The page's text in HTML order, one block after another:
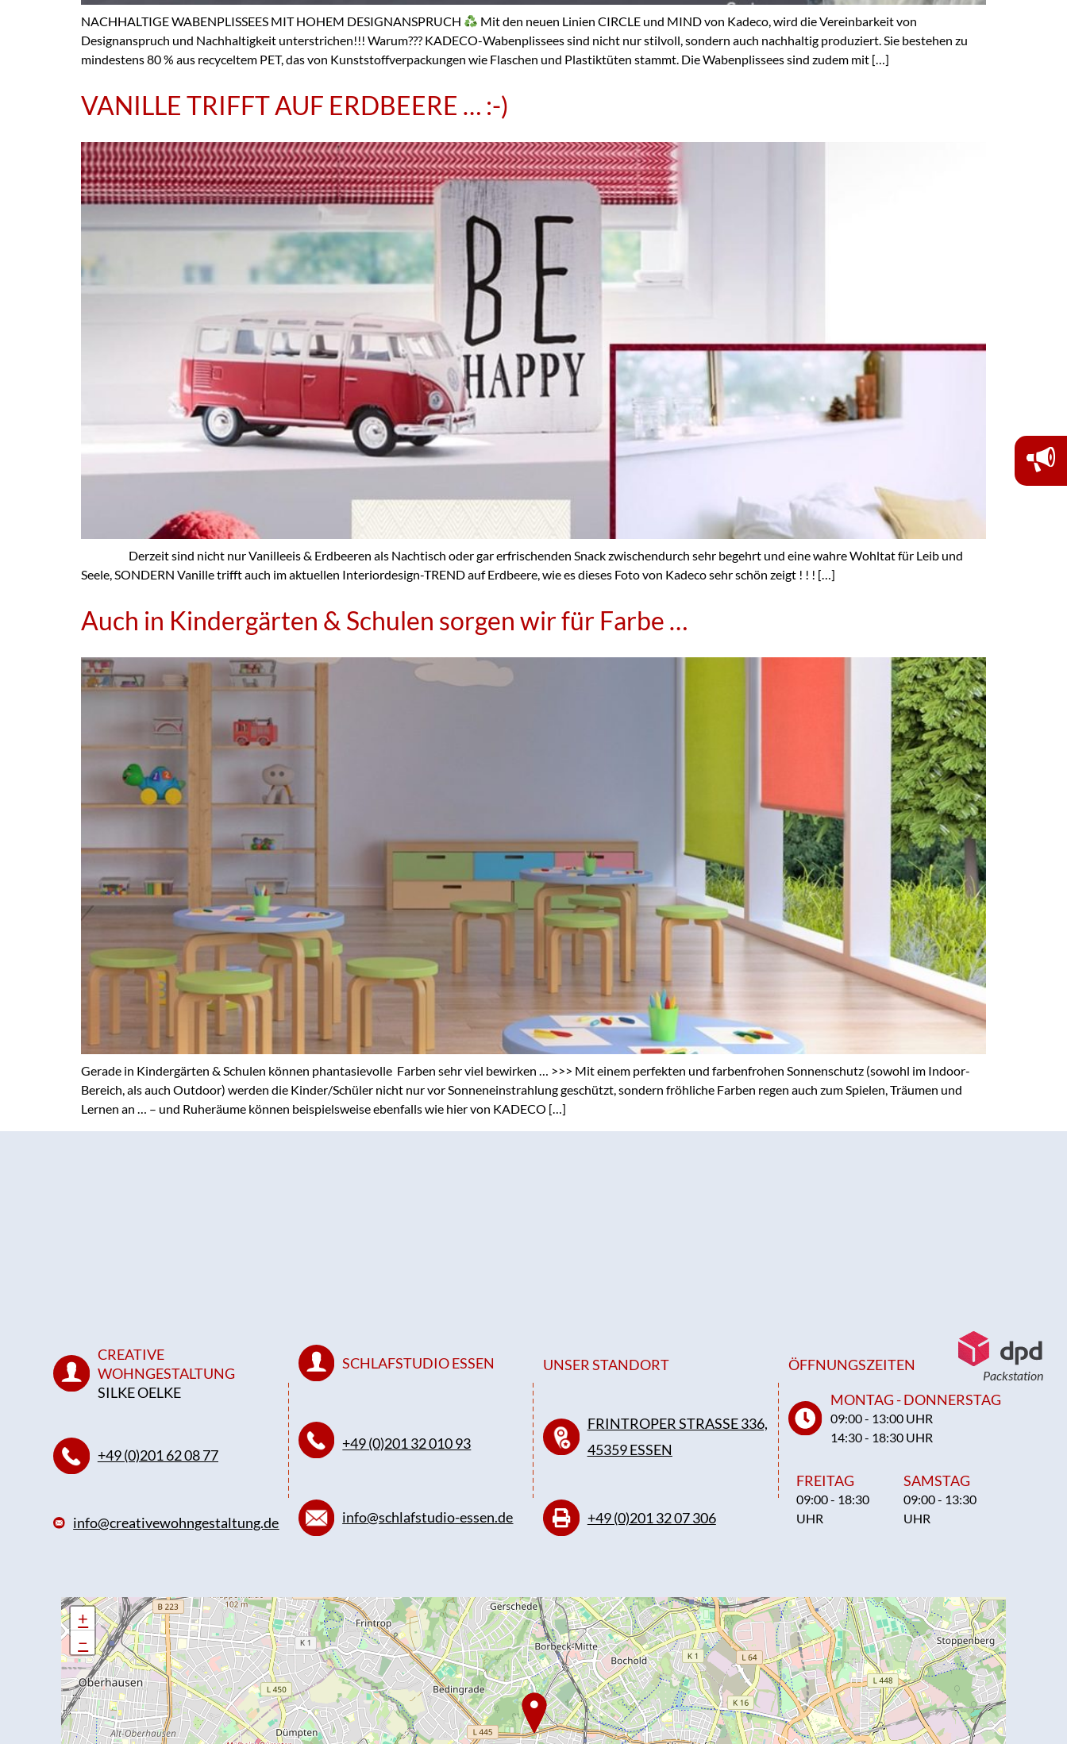
NACHHALTIGE WABENPLISSEES MIT HOHEM DESIGNANSPRUCH
Mit den neuen Linien CIRCLE und MIND von Kadeco, wird die Vereinbarkeit von
Designanspruch und Nachhaltigkeit unterstrichen!!! Warum??? KADECO-Wabenplissees sind nicht nur stilvoll, sondern auch nachhaltig produziert. Sie bestehen zu
mindestens 80 % aus recyceltem PET, das von Kunststoffverpackungen wie Flaschen und Plastiktüten stammt. Die Wabenplissees sind zudem mit […]
VANILLE TRIFFT AUF ERDBEERE … :-)
Derzeit sind nicht nur Vanilleeis & Erdbeeren als Nachtisch oder gar erfrischenden Snack zwischendurch sehr begehrt und eine wahre Wohltat für Leib und
Seele, SONDERN Vanille trifft auch im aktuellen Interiordesign-TREND auf Erdbeere, wie es dieses Foto von Kadeco sehr schön zeigt ! ! ! […]
Auch in Kindergärten & Schulen sorgen wir für Farbe …
Gerade in Kindergärten & Schulen können phantasievolle Farben sehr viel bewirken … >>> Mit einem perfekten und farbenfrohen Sonnenschutz (sowohl im Indoor-
Bereich, als auch Outdoor) werden die Kinder/Schüler nicht nur vor Sonneneinstrahlung geschützt, sondern fröhliche Farben regen auch zum Spielen, Träumen und
Lernen an … – und Ruheräume können beispielsweise ebenfalls wie hier von KADECO […]
CREATIVE
WOHNGESTALTUNG
SILKE OELKE
+49 (0)201 62 08 77
info@creativewohngestaltung.de
SCHLAFSTUDIO ESSEN
+49 (0)201 32 010 93
info@schlafstudio-essen.de
UNSER STANDORT
FRINTROPER STRASSE 336,
45359 ESSEN
+49 (0)201 32 07 306
Packstation
ÖFFNUNGSZEITEN
MONTAG - DONNERSTAG
09:00 - 13:00 UHR
14:30 - 18:30 UHR
FREITAG
09:00 - 18:30
UHR
SAMSTAG
09:00 - 13:30
UHR
+
−
+
−